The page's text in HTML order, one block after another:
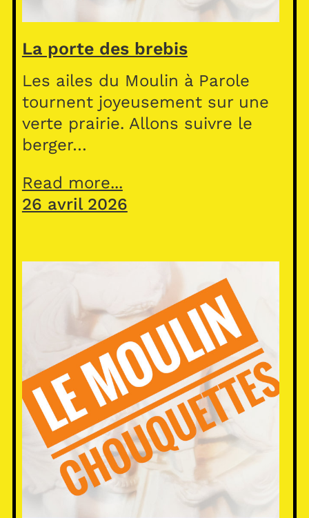
La porte des brebis
Les ailes du Moulin à Parole
tournent joyeusement sur une
verte prairie. Allons suivre le
berger…
Read more...
26 avril 2026